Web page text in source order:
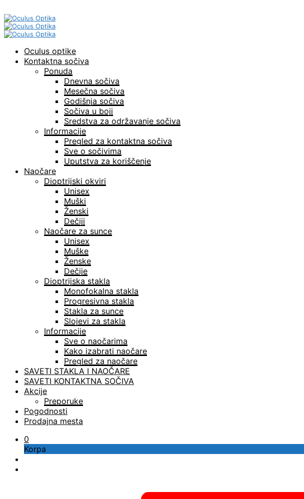
Oculus optike
Kontaktna sočiva
Ponuda
Dnevna sočiva
Mesečna sočiva
Godišnja sočiva
Sočiva u boji
Sredstva za održavanje sočiva
Informacije
Pregled za kontaktna sočiva
Sve o sočivima
Uputstva za koriščenje
Naočare
Dioptrijski okviri
Unisex
Muški
Ženski
Dečiji
Naočare za sunce
Unisex
Muške
Ženske
Dečije
Dioptrijska stakla
Monofokalna stakla
Progresivna stakla
Stakla za sunce
Slojevi za stakla
Informacije
Sve o naočarima
Kako izabrati naočare
Pregled za naočare
SAVETI STAKLA I NAOČARE
SAVETI KONTAKTNA SOČIVA
Akcije
Preporuke
Pogodnosti
Prodajna mesta
0
Korpa